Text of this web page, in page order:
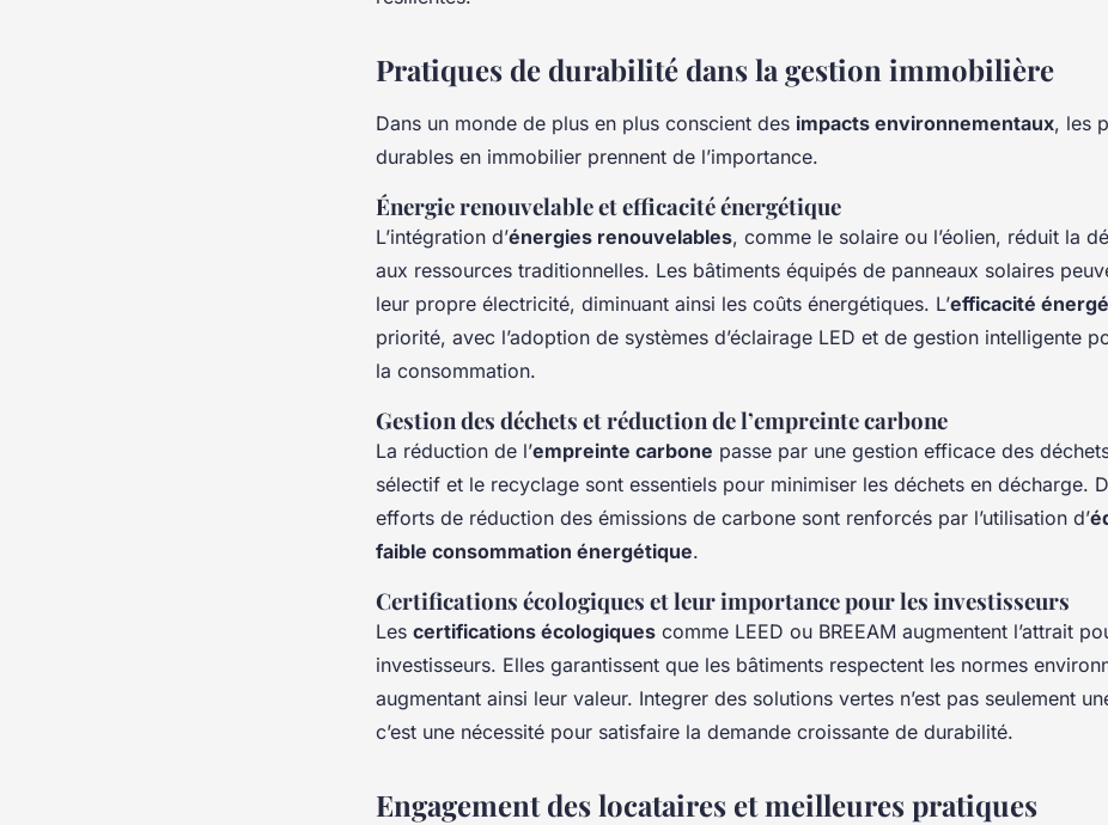
Pratiques de durabilité dans la gestion immobilière
Dans un monde de plus en plus conscient des impacts environnementaux, les
durables en immobilier prennent de l’importance.
Énergie renouvelable et efficacité énergétique
L’intégration d’énergies renouvelables, comme le solaire ou l’éolien, réduit la
aux ressources traditionnelles. Les bâtiments équipés de panneaux solaires
leur propre électricité, diminuant ainsi les coûts énergétiques. L’efficacité
priorité, avec l’adoption de systèmes d’éclairage LED et de gestion intelligente
la consommation.
Gestion des déchets et réduction de l’empreinte carbone
La réduction de l’empreinte carbone passe par une gestion efficace des
sélectif et le recyclage sont essentiels pour minimiser les déchets en décharge.
efforts de réduction des émissions de carbone sont renforcés par l’utilisation d’
faible consommation énergétique.
Certifications écologiques et leur importance pour les investisseurs
Les certifications écologiques comme LEED ou BREEAM augmentent l’attrait
investisseurs. Elles garantissent que les bâtiments respectent les normes
augmentant ainsi leur valeur. Integrer des solutions vertes n’est pas seulement
c’est une nécessité pour satisfaire la demande croissante de durabilité.
Engagement des locataires et meilleures pratiques